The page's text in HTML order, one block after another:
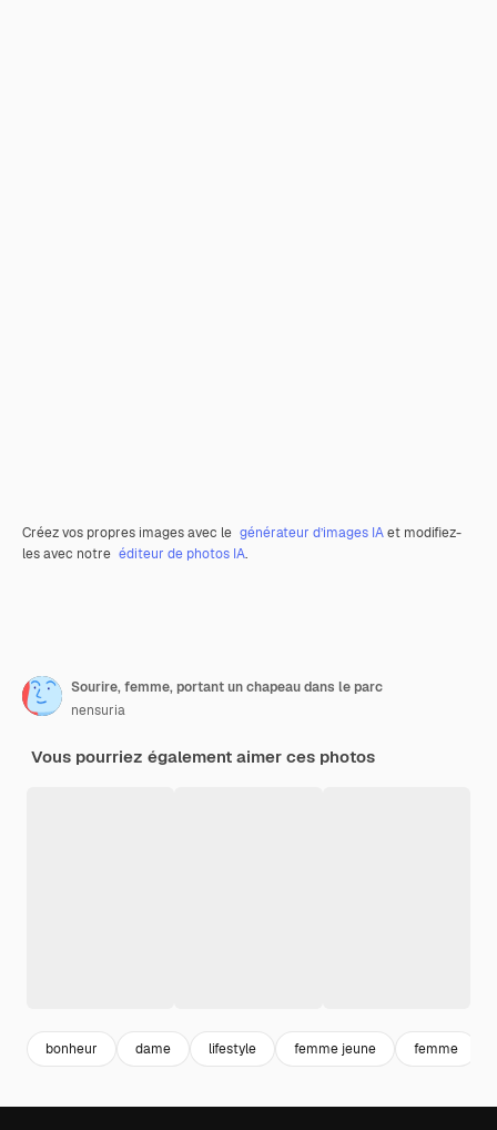
Créez vos propres images avec le générateur d’images IAet modifiez-
les avec notre éditeur de photos IA.
Sourire, femme, portant un chapeau dans le parc
nensuria
Vous pourriez également aimer ces photos
bonheur dame lifestyle femme jeune femme